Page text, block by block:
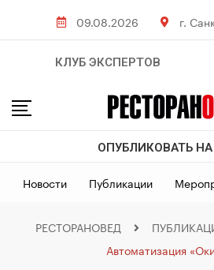
09.08.2026 г.
КЛУБ ЭКСПЕРТОВ
ОПУБЛИКОВАТЬ
Новости Публикации
РЕСТОРАНОВЕД
Автоматизация